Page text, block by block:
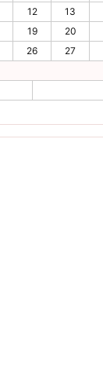
12 13
19 20
26 27